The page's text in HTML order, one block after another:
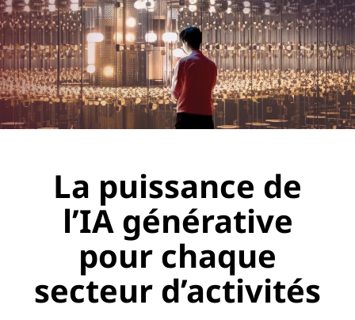
La puissance de
l’IA générative
pour chaque
secteur d’activités